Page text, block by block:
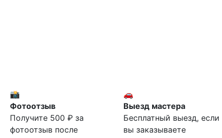
📸
Фотоотзыв
Получите 500 ₽ за
фотоотзыв после
🚗
Выезд мастера
Бесплатный выезд, если
вы заказываете